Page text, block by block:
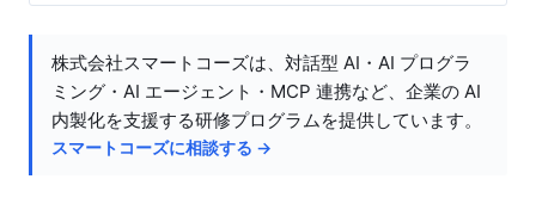
株式会社スマートコーズは、対話型 AI・AI プログラ
ミング・AI エージェント・MCP 連携など、企業の AI
内製化を支援する研修プログラムを提供しています。
スマートコーズに相談する →